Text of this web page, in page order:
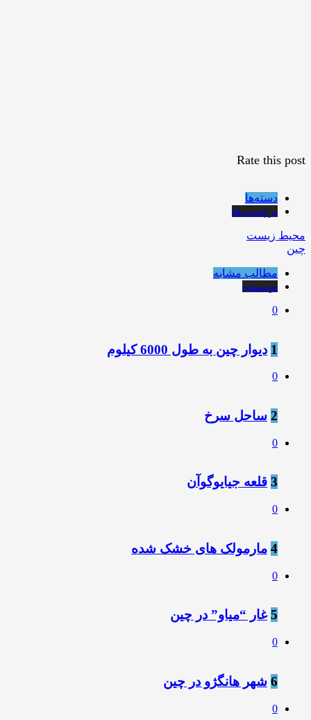
Rate this post
دسته‌ها
برچسب‌ها
محیط زیست
چین
مطالب مشابه
نویسنده
0
1 دیوار چین به طول 6000 کیلوم
0
2 ساحل سرخ
0
3 قلعه جیایوگوآن
0
4 مارمولک‌ های خشک‌ شده‌
0
5 غار “میاو” در چین
0
6 شهر هانگژو در چین
0